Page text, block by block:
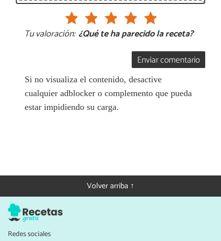
Tu valoración: ¿Qué te ha parecido la receta?
Enviar comentario
Si no visualiza el contenido, desactive
cualquier adblocker o complemento que pueda
estar impidiendo su carga.
Volver arriba ↑
Redes sociales